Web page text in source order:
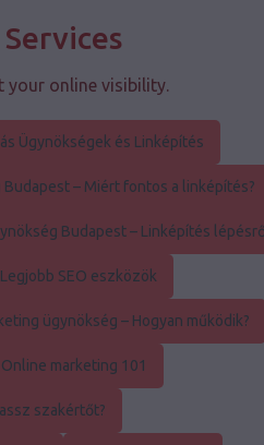
your online visibility.
Ügynökségek és Linképítés
Budapest – Miért fontos a linképítés?
Budapest – Linképítés
Legjobb SEO eszközök
ügynökség – Hogyan működik?
Online marketing 101
szakértőt?